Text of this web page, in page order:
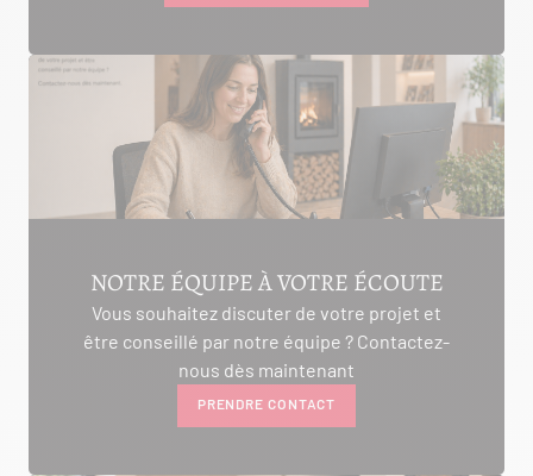
NOTRE ÉQUIPE À VOTRE ÉCOUTE
Vous souhaitez discuter de votre projet et
être conseillé par notre équipe ? Contactez-
nous dès maintenant
PRENDRE CONTACT